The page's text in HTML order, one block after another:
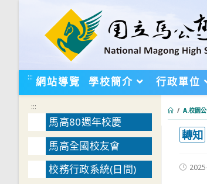
::: 網站導覽 學校簡介 行政單位
/ A.校園
轉知
Post
:::
馬高80週年校慶
馬高全國校友會
校務行政系統(日間)